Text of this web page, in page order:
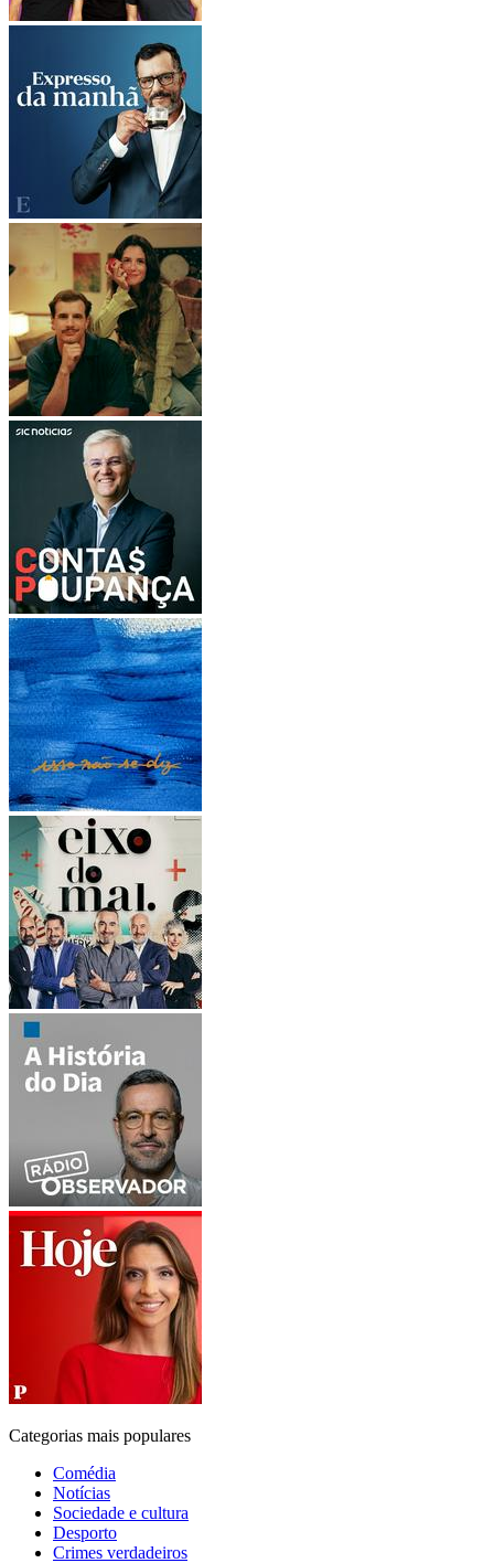
Categorias mais populares
Comédia
Notícias
Sociedade e cultura
Desporto
Crimes verdadeiros